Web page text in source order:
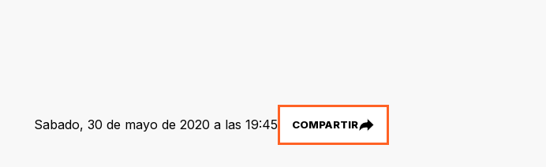
Sabado, 30 de mayo de 2020 a las 19:45 COMPARTIR